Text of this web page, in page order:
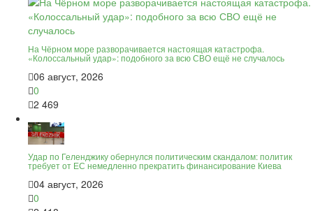
На Чёрном море разворачивается настоящая катастрофа.
«Колоссальный удар»: подобного за всю СВО ещё не случалось
06 август, 2026
0
2 469
Удар по Геленджику обернулся политическим скандалом: политик
требует от ЕС немедленно прекратить финансирование Киева
04 август, 2026
0